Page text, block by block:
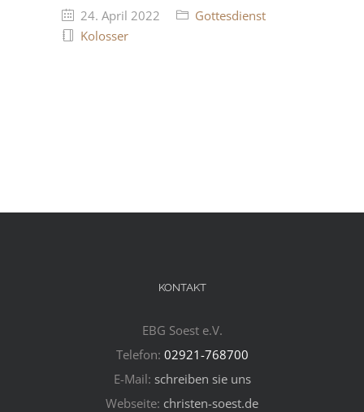
24. April 2022
Gottesdienst
Kolosser
KONTAKT
EBG Soest e.V.
Telefon: 02921-768700
E-Mail: schreiben sie uns
Webseite: christen-soest.de